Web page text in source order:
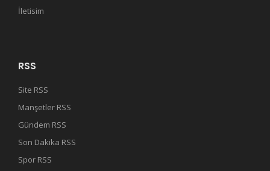
İletisim
RSS
Site RSS
Manşetler RSS
Gündem RSS
Son Dakika RSS
Spor RSS